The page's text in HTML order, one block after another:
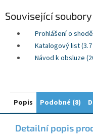
Související soubory
Prohlášení o
Katalogový list (3.7
Návod k obsluze
Popis Podobné (8)
Detailní popis